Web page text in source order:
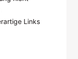
Links